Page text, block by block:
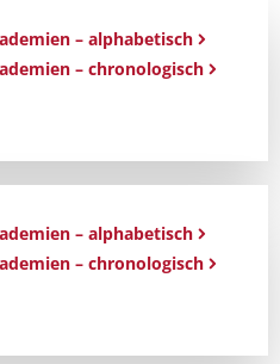
– alphabetisch
– chronologisch
– alphabetisch
– chronologisch